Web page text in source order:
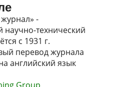
-
технический
с 1931 г.
перевод журнала
английский язык